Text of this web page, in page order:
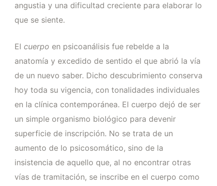
angustia y una dificultad creciente para elaborar lo
que se siente.
El cuerpo en psicoanálisis fue rebelde a la
anatomía y excedido de sentido el que abrió la vía
de un nuevo saber. Dicho descubrimiento conserva
hoy toda su vigencia, con tonalidades individuales
en la clínica contemporánea. El cuerpo dejó de ser
un simple organismo biológico para devenir
superficie de inscripción. No se trata de un
aumento de lo psicosomático, sino de la
insistencia de aquello que, al no encontrar otras
vías de tramitación, se inscribe en el cuerpo como